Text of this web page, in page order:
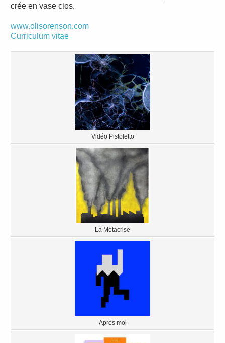
crée en vase clos.
www.olisorenson.com
Curriculum vitae
Vidéo Pistoletto
La Métacrise
Après moi